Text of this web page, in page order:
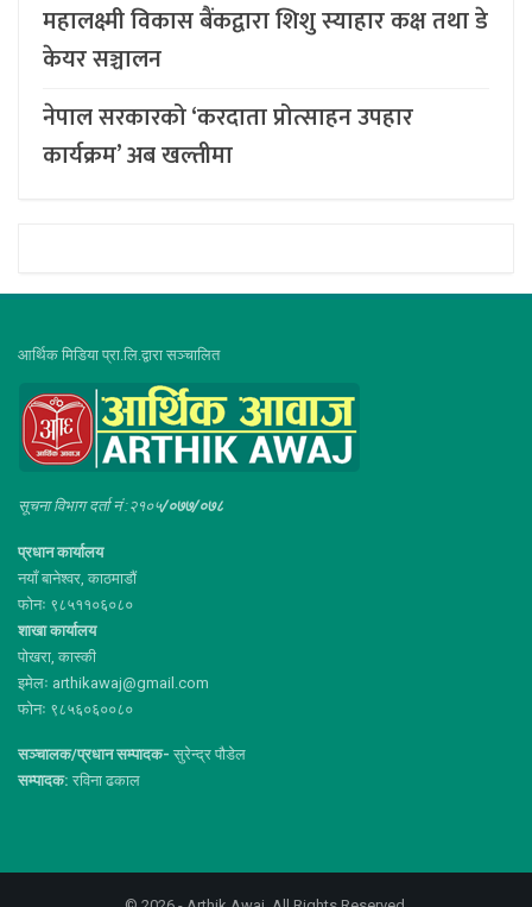
महालक्ष्मी विकास बैंकद्वारा शिशु स्याहार कक्ष तथा डे
केयर सञ्चालन
नेपाल सरकारको ‘करदाता प्रोत्साहन उपहार
कार्यक्रम’ अब खल्तीमा
आर्थिक मिडिया प्रा.लि.द्वारा सञ्चालित
सूचना विभाग दर्ता नं :२१०५/०७७/०७८
प्रधान कार्यालय
नयाँ बानेश्वर, काठमाडौं
फोनः ९८५११०६०८०
शाखा कार्यालय
पोखरा, कास्की
इमेलः arthikawaj@gmail.com
फोनः ९८५६०६००८०
सञ्चालक/प्रधान सम्पादक- सुरेन्द्र पौडेल
सम्पादक: रविना ढकाल